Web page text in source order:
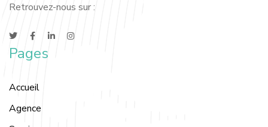
Retrouvez-nous sur :
Pages
Accueil
Agence